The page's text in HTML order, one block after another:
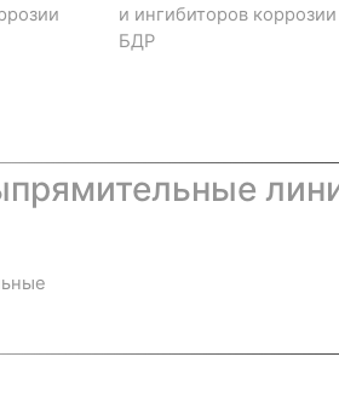
и ингибиторов коррозии
БДР